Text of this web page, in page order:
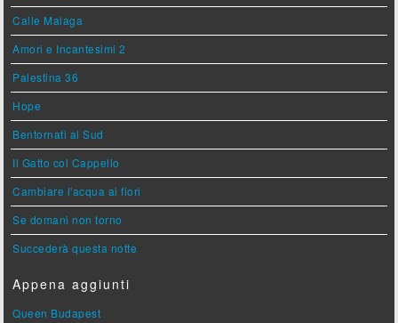
Calle Malaga
Amori e Incantesimi 2
Palestina 36
Hope
Bentornati al Sud
Il Gatto col Cappello
Cambiare l'acqua ai fiori
Se domani non torno
Succederà questa notte
Appena aggiunti
Queen Budapest